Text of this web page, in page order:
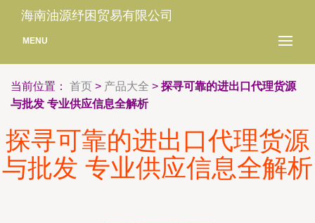
海南油源纾困贸易有限公司
MENU
当前位置： 首页 > 产品大全 > 探寻可靠的进出口代理货源
与批发 专业供应信息全解析
探寻可靠的进出口代理货源
与批发 专业供应信息全解析